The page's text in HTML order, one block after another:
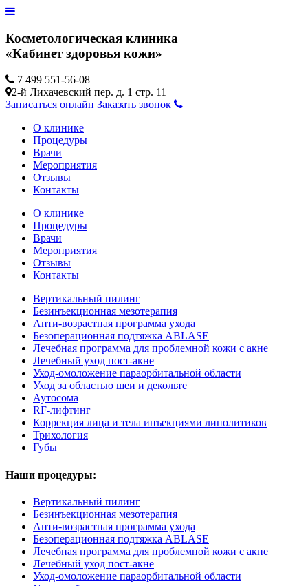
Косметологическая клиника
«Кабинет здоровья кожи»
7 499 551-56-08
2-й Лихачевский пер. д. 1 стр. 11
Записаться онлайн Заказать звонок
О клинике
Процедуры
Врачи
Мероприятия
Отзывы
Контакты
О клинике
Процедуры
Врачи
Мероприятия
Отзывы
Контакты
Вертикальный пилинг
Безинъекционная мезотерапия
Анти-возрастная программа ухода
Безоперационная подтяжка ABLASE
Лечебная программа для проблемной кожи с акне
Лечебный уход пост-акне
Уход-омоложение параорбитальной области
Уход за областью шеи и декольте
Аутосома
RF-лифтинг
Коррекция лица и тела инъекциями липолитиков
Трихология
Губы
Наши процедуры:
Вертикальный пилинг
Безинъекционная мезотерапия
Анти-возрастная программа ухода
Безоперационная подтяжка ABLASE
Лечебная программа для проблемной кожи с акне
Лечебный уход пост-акне
Уход-омоложение параорбитальной области